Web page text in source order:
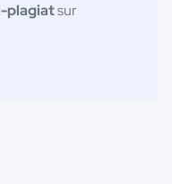
plagiatsur